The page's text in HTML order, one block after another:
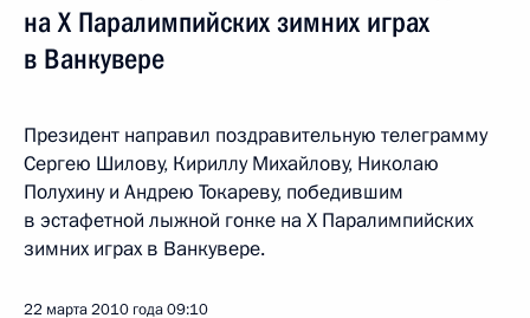
на Х Паралимпийских зимних играх
в Ванкувере
Президент направил поздравительную телеграмму
Сергею Шилову, Кириллу Михайлову, Николаю
Полухину и Андрею Токареву, победившим
в эстафетной лыжной гонке на X Паралимпийских
зимних играх в Ванкувере.
22 марта 2010 года09:10